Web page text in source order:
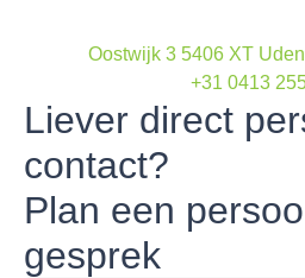
Oostwijk 3 5406 XT Uden
+31 0413
Liever direct
contact?
Plan een
gesprek